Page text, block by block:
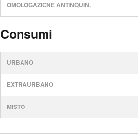
OMOLOGAZIONE ANTINQUIN.
Consumi
URBANO
EXTRAURBANO
MISTO